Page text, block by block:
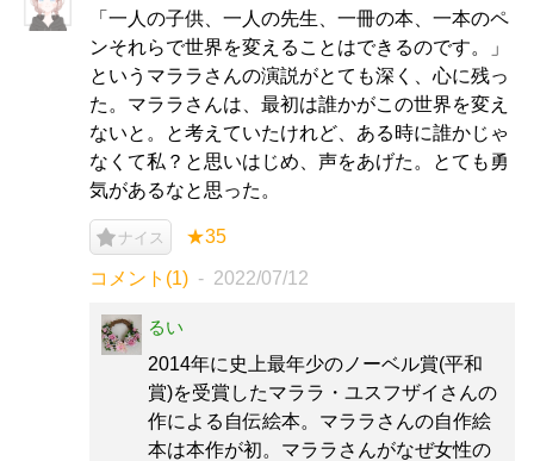
「一人の子供、一人の先生、一冊の本、一本のペ
ンそれらで世界を変えることはできるのです。」
というマララさんの演説がとても深く、心に残っ
た。マララさんは、最初は誰かがこの世界を変え
ないと。と考えていたけれど、ある時に誰かじゃ
なくて私？と思いはじめ、声をあげた。とても勇
気があるなと思った。
ナイス ★35
コメント(1) 2022/07/12
るい
2014年に史上最年少のノーベル賞(平和
賞)を受賞したマララ・ユスフザイさんの
作による自伝絵本。マララさんの自作絵
本は本作が初。マララさんがなぜ女性の